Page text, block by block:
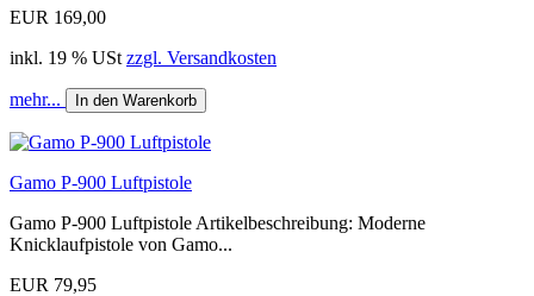
EUR 169,00
inkl. 19 % USt zzgl. Versandkosten
mehr... In den Warenkorb
Gamo P-900 Luftpistole
Gamo P-900 Luftpistole Artikelbeschreibung: Moderne
Knicklaufpistole von Gamo...
EUR 79,95